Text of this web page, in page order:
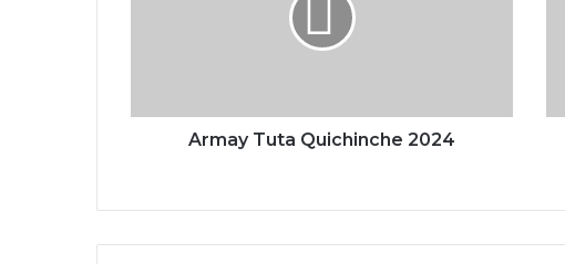
Armay Tuta Quichinche 2024